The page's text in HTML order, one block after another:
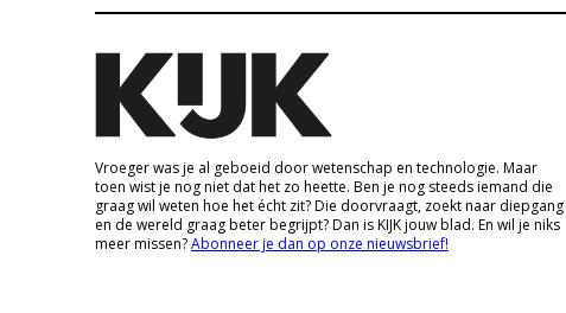
Vroeger was je al geboeid door wetenschap en technologie. Maar
toen wist je nog niet dat het zo heette. Ben je nog steeds iemand die
graag wil weten hoe het écht zit? Die doorvraagt, zoekt naar diepgang
en de wereld graag beter begrijpt? Dan is KIJK jouw blad. En wil je niks
meer missen?Abonneer je dan op onze nieuwsbrief!